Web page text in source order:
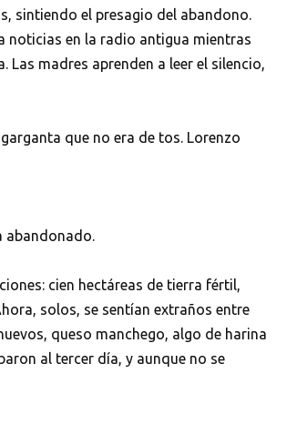
sintiendo el presagio del abandono.
noticias en la radio antigua mientras
madres aprenden a leer el silencio,
que no era de tos. Lorenzo
abandonado.
cien hectáreas de tierra fértil,
solos, se sentían extraños entre
queso manchego, algo de harina
al tercer día, y aunque no se